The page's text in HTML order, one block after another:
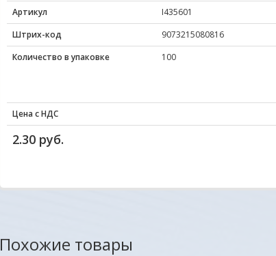
Артикул
I435601
Штрих-код
9073215080816
Количество в упаковке
100
Цена с НДС
2.30 руб.
Похожие товары